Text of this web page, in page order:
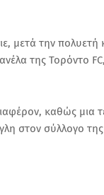
μετά την
της Τορόντο
καθώς
στον σύλλογο